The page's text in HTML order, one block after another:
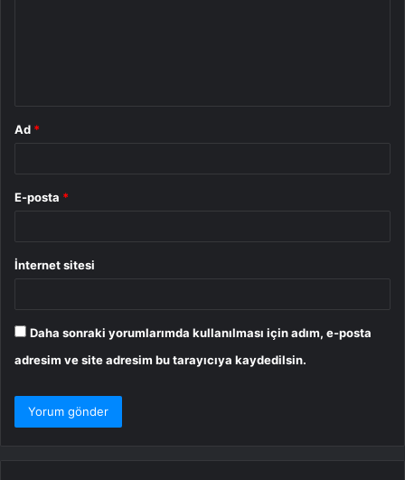
Ad *
E-posta *
İnternet sitesi
Daha sonraki yorumlarımda kullanılması için adım, e-posta
adresim ve site adresim bu tarayıcıya kaydedilsin.